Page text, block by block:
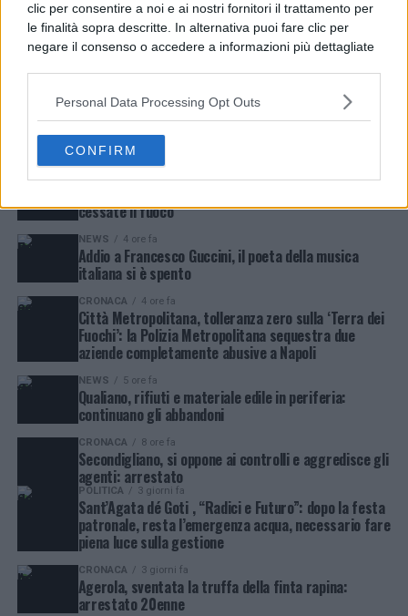
clic per consentire a noi e ai nostri fornitori il trattamento per
le finalità sopra descritte. In alternativa puoi fare clic per
negare il consenso o accedere a informazioni più dettagliate
possono non richiedere il tuo consenso, ma hai il diritto di
opporti a tale trattamento. Le tue preferenze si
preferenze in qualsiasi momento ritornando su questo sito o
consultando la nostrainformativa sulla riservatezza.
Personal Data Processing Opt Outs
CONFIRM
Qualiano, rifiuti e materiale edile in periferia: continuano
gli abbandoni
Secondigliano, si oppone ai controlli e aggredisce gli
LATEST
ESTERI 4 ore fa
cessate il fuoco
NEWS 4 ore fa
Addio a Francesco Guccini, il poeta della musica
italiana si è spento
CRONACA 4 ore fa
Città Metropolitana, tolleranza zero sulla ‘Terra dei
Fuochi’: la Polizia Metropolitana sequestra due
aziende completamente abusive a Napoli
NEWS 5 ore fa
Qualiano, rifiuti e materiale edile in periferia:
continuano gli abbandoni
CRONACA 8 ore fa
Secondigliano, si oppone ai controlli e aggredisce gli
agenti: arrestato
POLITICA 3 giorni fa
Sant’Agata dé Goti , “Radici e Futuro”: dopo la festa
patronale, resta l’emergenza acqua, necessario fare
piena luce sulla gestione
CRONACA 3 giorni fa
Agerola, sventata la truffa della finta rapina:
arrestato 20enne